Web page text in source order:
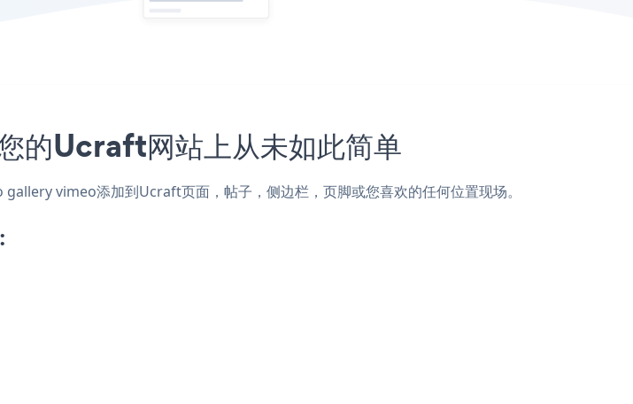
Ucraft网站上从未如此简单
vimeo添加到Ucraft页面，帖子，侧边栏，页脚或您喜欢的任何位置现场。